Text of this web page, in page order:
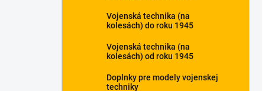
Vojenská technika (na
kolesách) do roku 1945
Vojenská technika (na
kolesách) od roku 1945
Doplnky pre modely vojenskej
techniky